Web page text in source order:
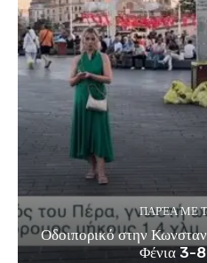
ΠΑΡΈΑ ΜΕ
Οδοιπορικό στην
Φένια 3-